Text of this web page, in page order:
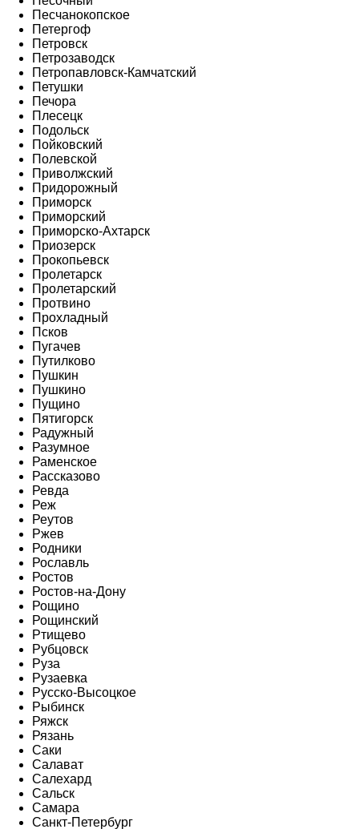
Песчанокопское
Петергоф
Петровск
Петрозаводск
Петропавловск-Камчатский
Петушки
Печора
Плесецк
Подольск
Пойковский
Полевской
Приволжский
Придорожный
Приморск
Приморский
Приморско-Ахтарск
Приозерск
Прокопьевск
Пролетарск
Пролетарский
Протвино
Прохладный
Псков
Пугачев
Путилково
Пушкин
Пушкино
Пущино
Пятигорск
Радужный
Разумное
Раменское
Рассказово
Ревда
Реж
Реутов
Ржев
Родники
Рославль
Ростов
Ростов-на-Дону
Рощино
Рощинский
Ртищево
Рубцовск
Руза
Рузаевка
Русско-Высоцкое
Рыбинск
Ряжск
Рязань
Саки
Салават
Салехард
Сальск
Самара
Санкт-Петербург